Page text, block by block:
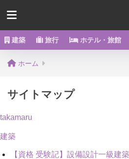
建築 旅行 ホテル・旅館
ホーム
サイトマップ
takamaru
建築
【資格 受験記】設備設計一級建